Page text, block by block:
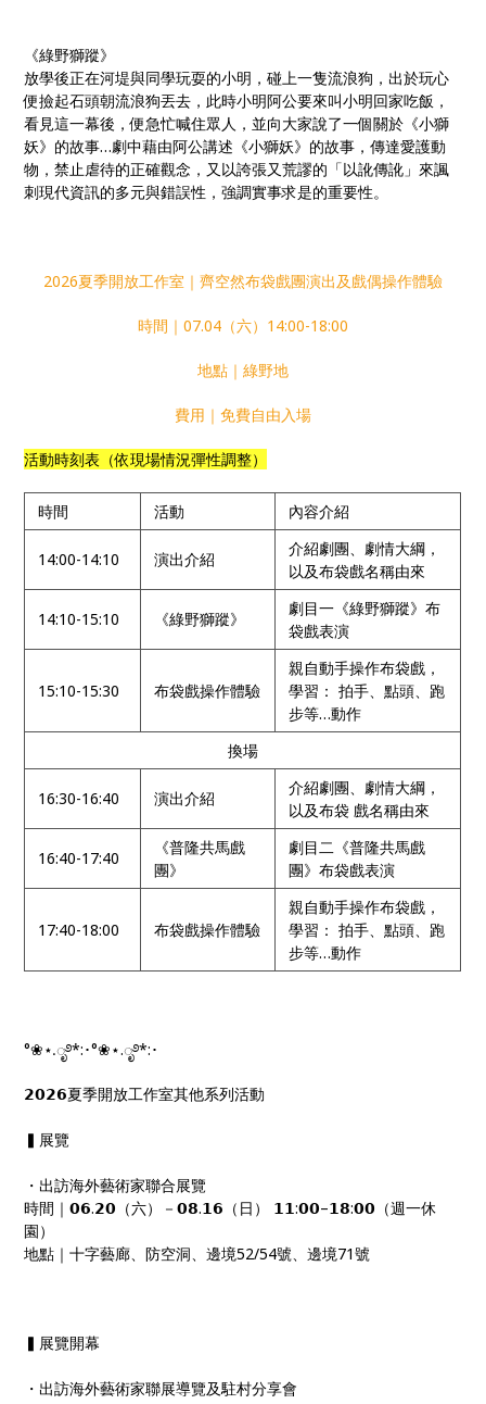
《綠野獅蹤》
放學後正在河堤與同學玩耍的小明，碰上一隻流浪狗，出於玩心
便撿起石頭朝流浪狗丟去，此時小明阿公要來叫小明回家吃飯，
看見這一幕後，便急忙喊住眾人，並向大家說了一個關於《小獅
妖》的故事…劇中藉由阿公講述《小獅妖》的故事，傳達愛護動
物，禁止虐待的正確觀念，又以誇張又荒謬的「以訛傳訛」來諷
刺現代資訊的多元與錯誤性，強調實事求是的重要性。
2026夏季開放工作室｜齊空然布袋戲團演出及戲偶操作體驗
時間｜07.04（六）14:00-18:00
地點｜綠野地
費用｜免費自由入場
活動時刻表（依現場情況彈性調整）
時間 活動 內容介紹
14:00-14:10 演出介紹
介紹劇團、劇情大綱，
以及布袋戲名稱由來
14:10-15:10 《綠野獅蹤》
劇目一《綠野獅蹤》布
袋戲表演
15:10-15:30 布袋戲操作體驗
親自動手操作布袋戲，
學習： 拍手、點頭、跑
步等…動作
換場
16:30-16:40 演出介紹
介紹劇團、劇情大綱，
以及布袋 戲名稱由來
16:40-17:40
《普隆共馬戲
團》
劇目二《普隆共馬戲
團》布袋戲表演
17:40-18:00 布袋戲操作體驗
親自動手操作布袋戲，
學習： 拍手、點頭、跑
步等…動作
°❀⋆.ೃ࿔*:･°❀⋆.ೃ࿔*:･
𝟮𝟬𝟮𝟲夏季開放工作室其他系列活動
▍展覽
・出訪海外藝術家聯合展覽
時間｜𝟬𝟲.𝟮𝟬（六）－𝟬𝟴.𝟭𝟲（日） 𝟭𝟭:𝟬𝟬–𝟭𝟴:𝟬𝟬（週一休
園）
地點｜十字藝廊、防空洞、邊境52/54號、邊境71號
▍展覽開幕
・出訪海外藝術家聯展導覽及駐村分享會